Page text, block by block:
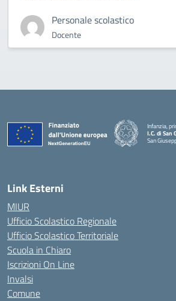
Personale scolastico
Docente
Infanzia,
I.C. di San
San
Link Esterni
MIUR
Ufficio Scolastico Regionale
Ufficio Scolastico Territoriale
Scuola in Chiaro
Iscrizioni On Line
Invalsi
Comune